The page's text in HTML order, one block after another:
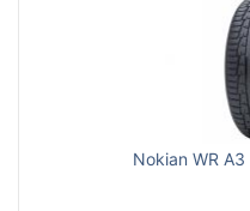
Nokian WR